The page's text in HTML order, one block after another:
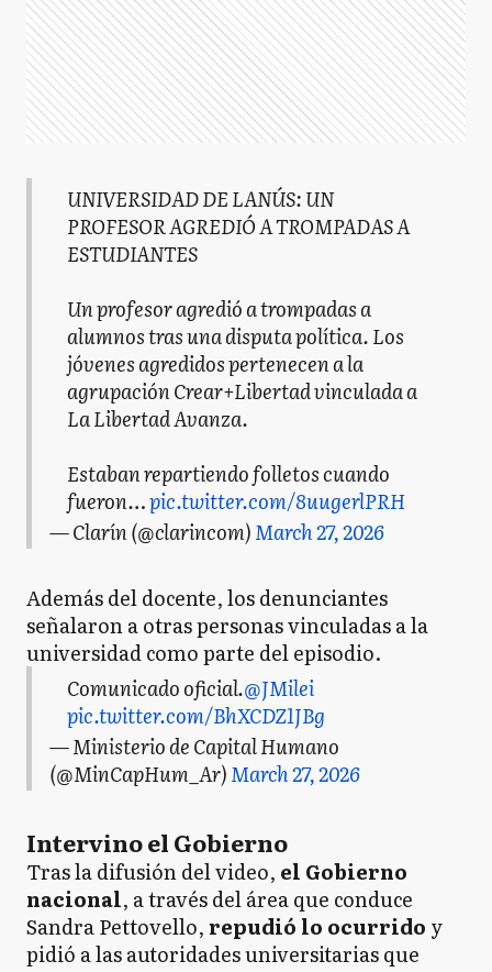
UNIVERSIDAD DE LANÚS: UN
PROFESOR AGREDIÓ A TROMPADAS A
ESTUDIANTES
Un profesor agredió a trompadas a
alumnos tras una disputa política. Los
jóvenes agredidos pertenecen a la
agrupación Crear+Libertad vinculada a
La Libertad Avanza.
Estaban repartiendo folletos cuando
fueron…pic.twitter.com/8uugerlPRH
— Clarín (@clarincom)March 27, 2026
Además del docente, los denunciantes
señalaron a otras personas vinculadas a la
universidad como parte del episodio.
Comunicado oficial.@JMilei
pic.twitter.com/BhXCDZ1JBg
— Ministerio de Capital Humano
(@MinCapHum_Ar)March 27, 2026
Intervino el Gobierno
Tras la difusión del video, el Gobierno
nacional, a través del área que conduce
Sandra Pettovello, repudió lo ocurrido y
pidió a las autoridades universitarias que